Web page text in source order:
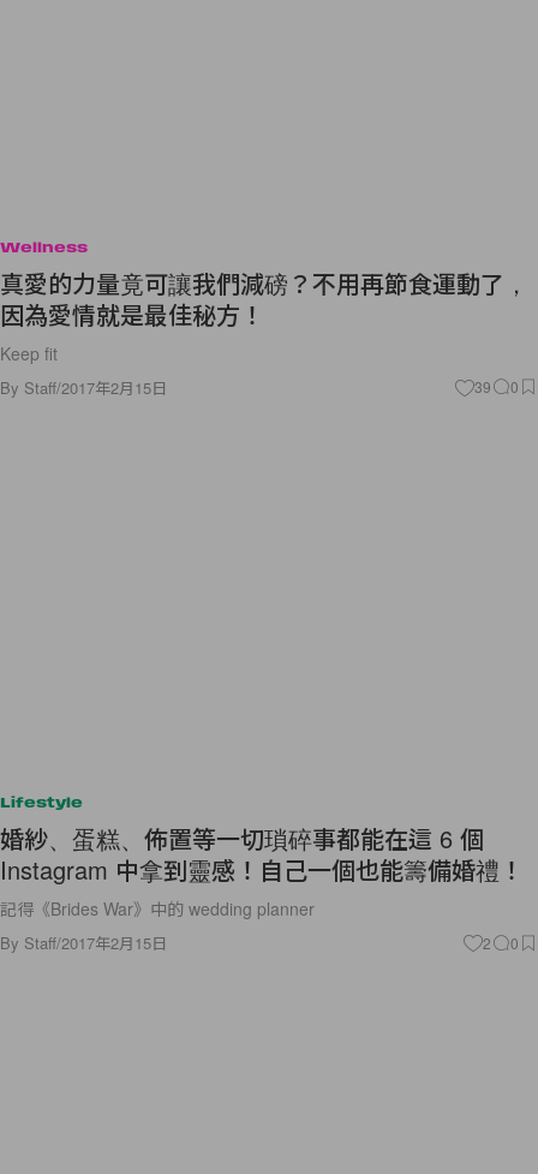
Wellness
真愛的力量竟可讓我們減磅？不用再節食運動了，
因為愛情就是最佳秘方！
Keep fit
By Staff/2017年2月15日 39 0
Lifestyle
婚紗、蛋糕、佈置等一切瑣碎事都能在這 6 個
Instagram 中拿到靈感！自己一個也能籌備婚禮！
記得《Brides War》中的 wedding planner
By Staff/2017年2月15日 2 0